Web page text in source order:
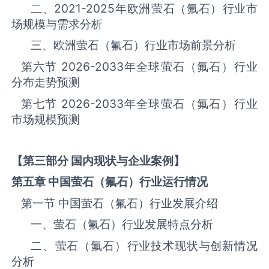
二、 2021-2025年欧洲‌‌‌‌‌‌‌萤石（氟石）‌‌‌‌‌‌‌‌‌‌‌‌‌‌‌‌‌‌‌行业市
场规模与需求分析
三、欧洲‌‌‌‌‌‌‌萤石（氟石）‌‌‌‌‌‌‌‌‌‌‌‌‌‌‌‌‌‌‌行业市场前景分析
第六节 2026-2033年全球‌‌‌‌‌‌‌萤石（氟石）‌‌‌‌‌‌‌‌‌‌‌‌‌‌‌‌‌‌‌行业
分布走势预测
第七节 2026-2033年全球‌‌‌‌‌‌‌萤石（氟石）‌‌‌‌‌‌‌‌‌‌‌‌‌‌‌‌‌‌‌行业
市场规模预测
【第三部分 国内现状与企业案例】
第五章 中国萤石（氟石）行业运行情况
第一节 中国‌‌‌‌‌‌‌萤石（氟石）‌‌‌‌‌‌‌‌‌‌‌‌‌‌‌‌‌‌‌行业发展介绍
一、‌‌‌‌‌‌‌萤石（氟石）‌‌‌‌‌‌‌‌‌‌‌‌‌‌‌‌行业发展特点分析
二、‌‌‌‌‌‌‌萤石（氟石）‌‌‌‌‌‌‌‌‌‌‌‌‌‌‌‌行业技术现状与创新情况
分析